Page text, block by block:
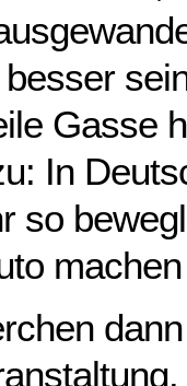
Gasse
In
so